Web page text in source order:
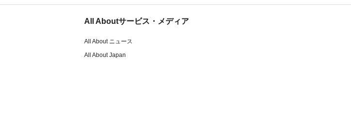
All Aboutサービス・メディア
All About ニュース
All About Japan